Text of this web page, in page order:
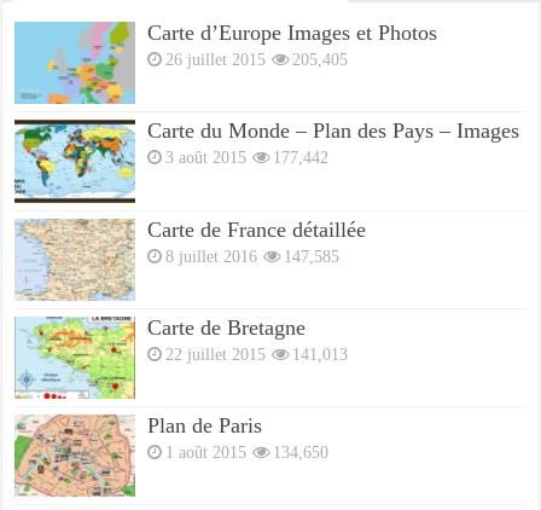
Carte d’Europe Images et Photos
26 juillet 2015 205,405
Carte du Monde – Plan des Pays – Images
3 août 2015 177,442
Carte de France détaillée
8 juillet 2016 147,585
Carte de Bretagne
22 juillet 2015 141,013
Plan de Paris
1 août 2015 134,650